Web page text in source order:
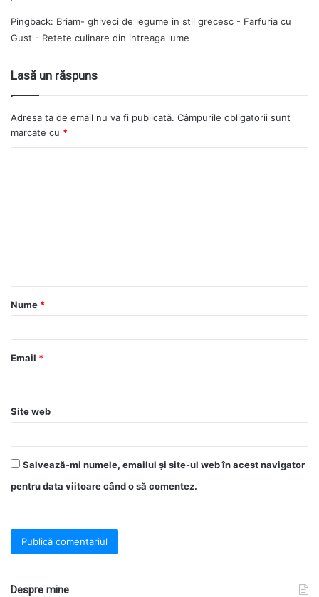
Pingback: Briam- ghiveci de legume in stil grecesc - Farfuria cu
Gust - Retete culinare din intreaga lume
Lasă un răspuns
Adresa ta de email nu va fi publicată. Câmpurile obligatorii sunt
marcate cu *
Nume *
Email *
Site web
Salvează-mi numele, emailul și site-ul web în acest navigator
pentru data viitoare când o să comentez.
Despre mine